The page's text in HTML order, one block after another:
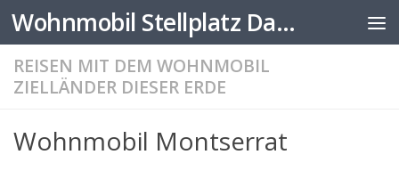
Zum Inhalt springen Wohnmobil Stellplatz Datenbank
REISEN MIT DEM WOHNMOBIL
ZIELLÄNDER DIESER ERDE
Wohnmobil Montserrat